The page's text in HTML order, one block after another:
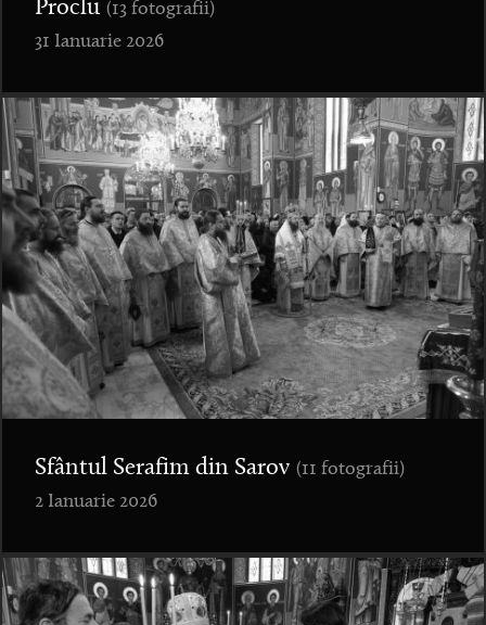
Proclu (13 fotografii)
31 Ianuarie 2026
Sfântul Serafim din Sarov (11 fotografii)
2 Ianuarie 2026